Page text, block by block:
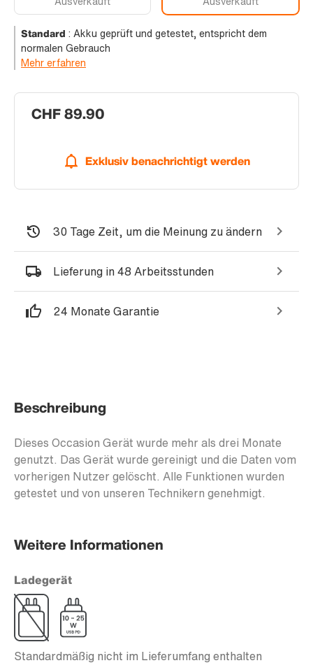
CHF 89.90
Exklusiv benachrichtigt werden
Standard : Akku geprüft und getestet, entspricht dem
normalen Gebrauch
Mehr erfahren
30 Tage Zeit, um die Meinung zu ändern
Lieferung in 48 Arbeitsstunden
24 Monate Garantie
Beschreibung
Dieses Occasion Gerät wurde mehr als drei Monate
genutzt. Das Gerät wurde gereinigt und die Daten vom
vorherigen Nutzer gelöscht. Alle Funktionen wurden
getestet und von unseren Technikern genehmigt.
Weitere Informationen
Ladegerät
Standardmäßig nicht im Lieferumfang enthalten